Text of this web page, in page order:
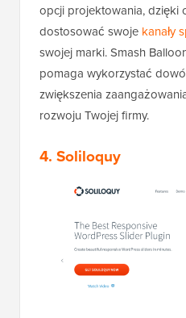
opcji projektowania, dzięki
dostosować swoje kanały
swojej marki. Smash
pomaga wykorzystać
zwiększenia
rozwoju Twojej firmy.
4. Soliloquy